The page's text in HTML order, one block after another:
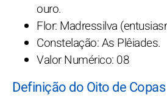
ouro.
Flor: Madressilva
Constelação: As Plêiades.
Valor Numérico: 08
Definição do Oito de Copas